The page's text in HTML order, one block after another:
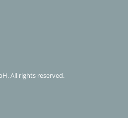
All rights reserved.